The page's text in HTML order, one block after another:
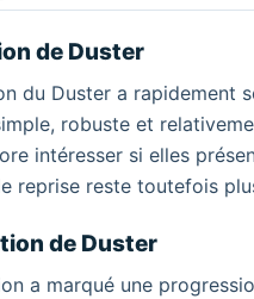
de Duster
du Duster a
robuste et
intéresser si elles
reprise reste toutefois
de Duster
a marqué une